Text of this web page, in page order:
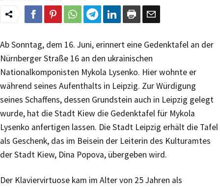
Ab Sonntag, dem 16. Juni, erinnert eine Gedenktafel an der
Nürnberger Straße 16 an den ukrainischen
Nationalkomponisten Mykola Lysenko. Hier wohnte er
während seines Aufenthalts in Leipzig. Zur Würdigung
seines Schaffens, dessen Grundstein auch in Leipzig gelegt
wurde, hat die Stadt Kiew die Gedenktafel für Mykola
Lysenko anfertigen lassen. Die Stadt Leipzig erhält die Tafel
als Geschenk, das im Beisein der Leiterin des Kulturamtes
der Stadt Kiew, Dina Popova, übergeben wird.
Der Klaviervirtuose kam im Alter von 25 Jahren als